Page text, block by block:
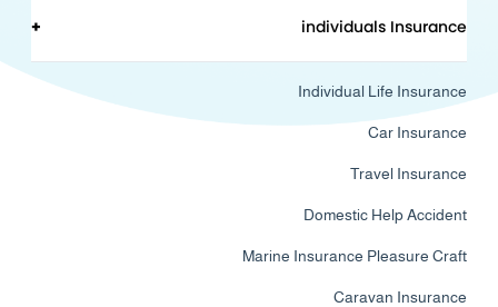
individuals Insurance
+
Individual Life Insurance
Car Insurance
Travel Insurance
Domestic Help Accident
Marine Insurance Pleasure Craft
Caravan Insurance